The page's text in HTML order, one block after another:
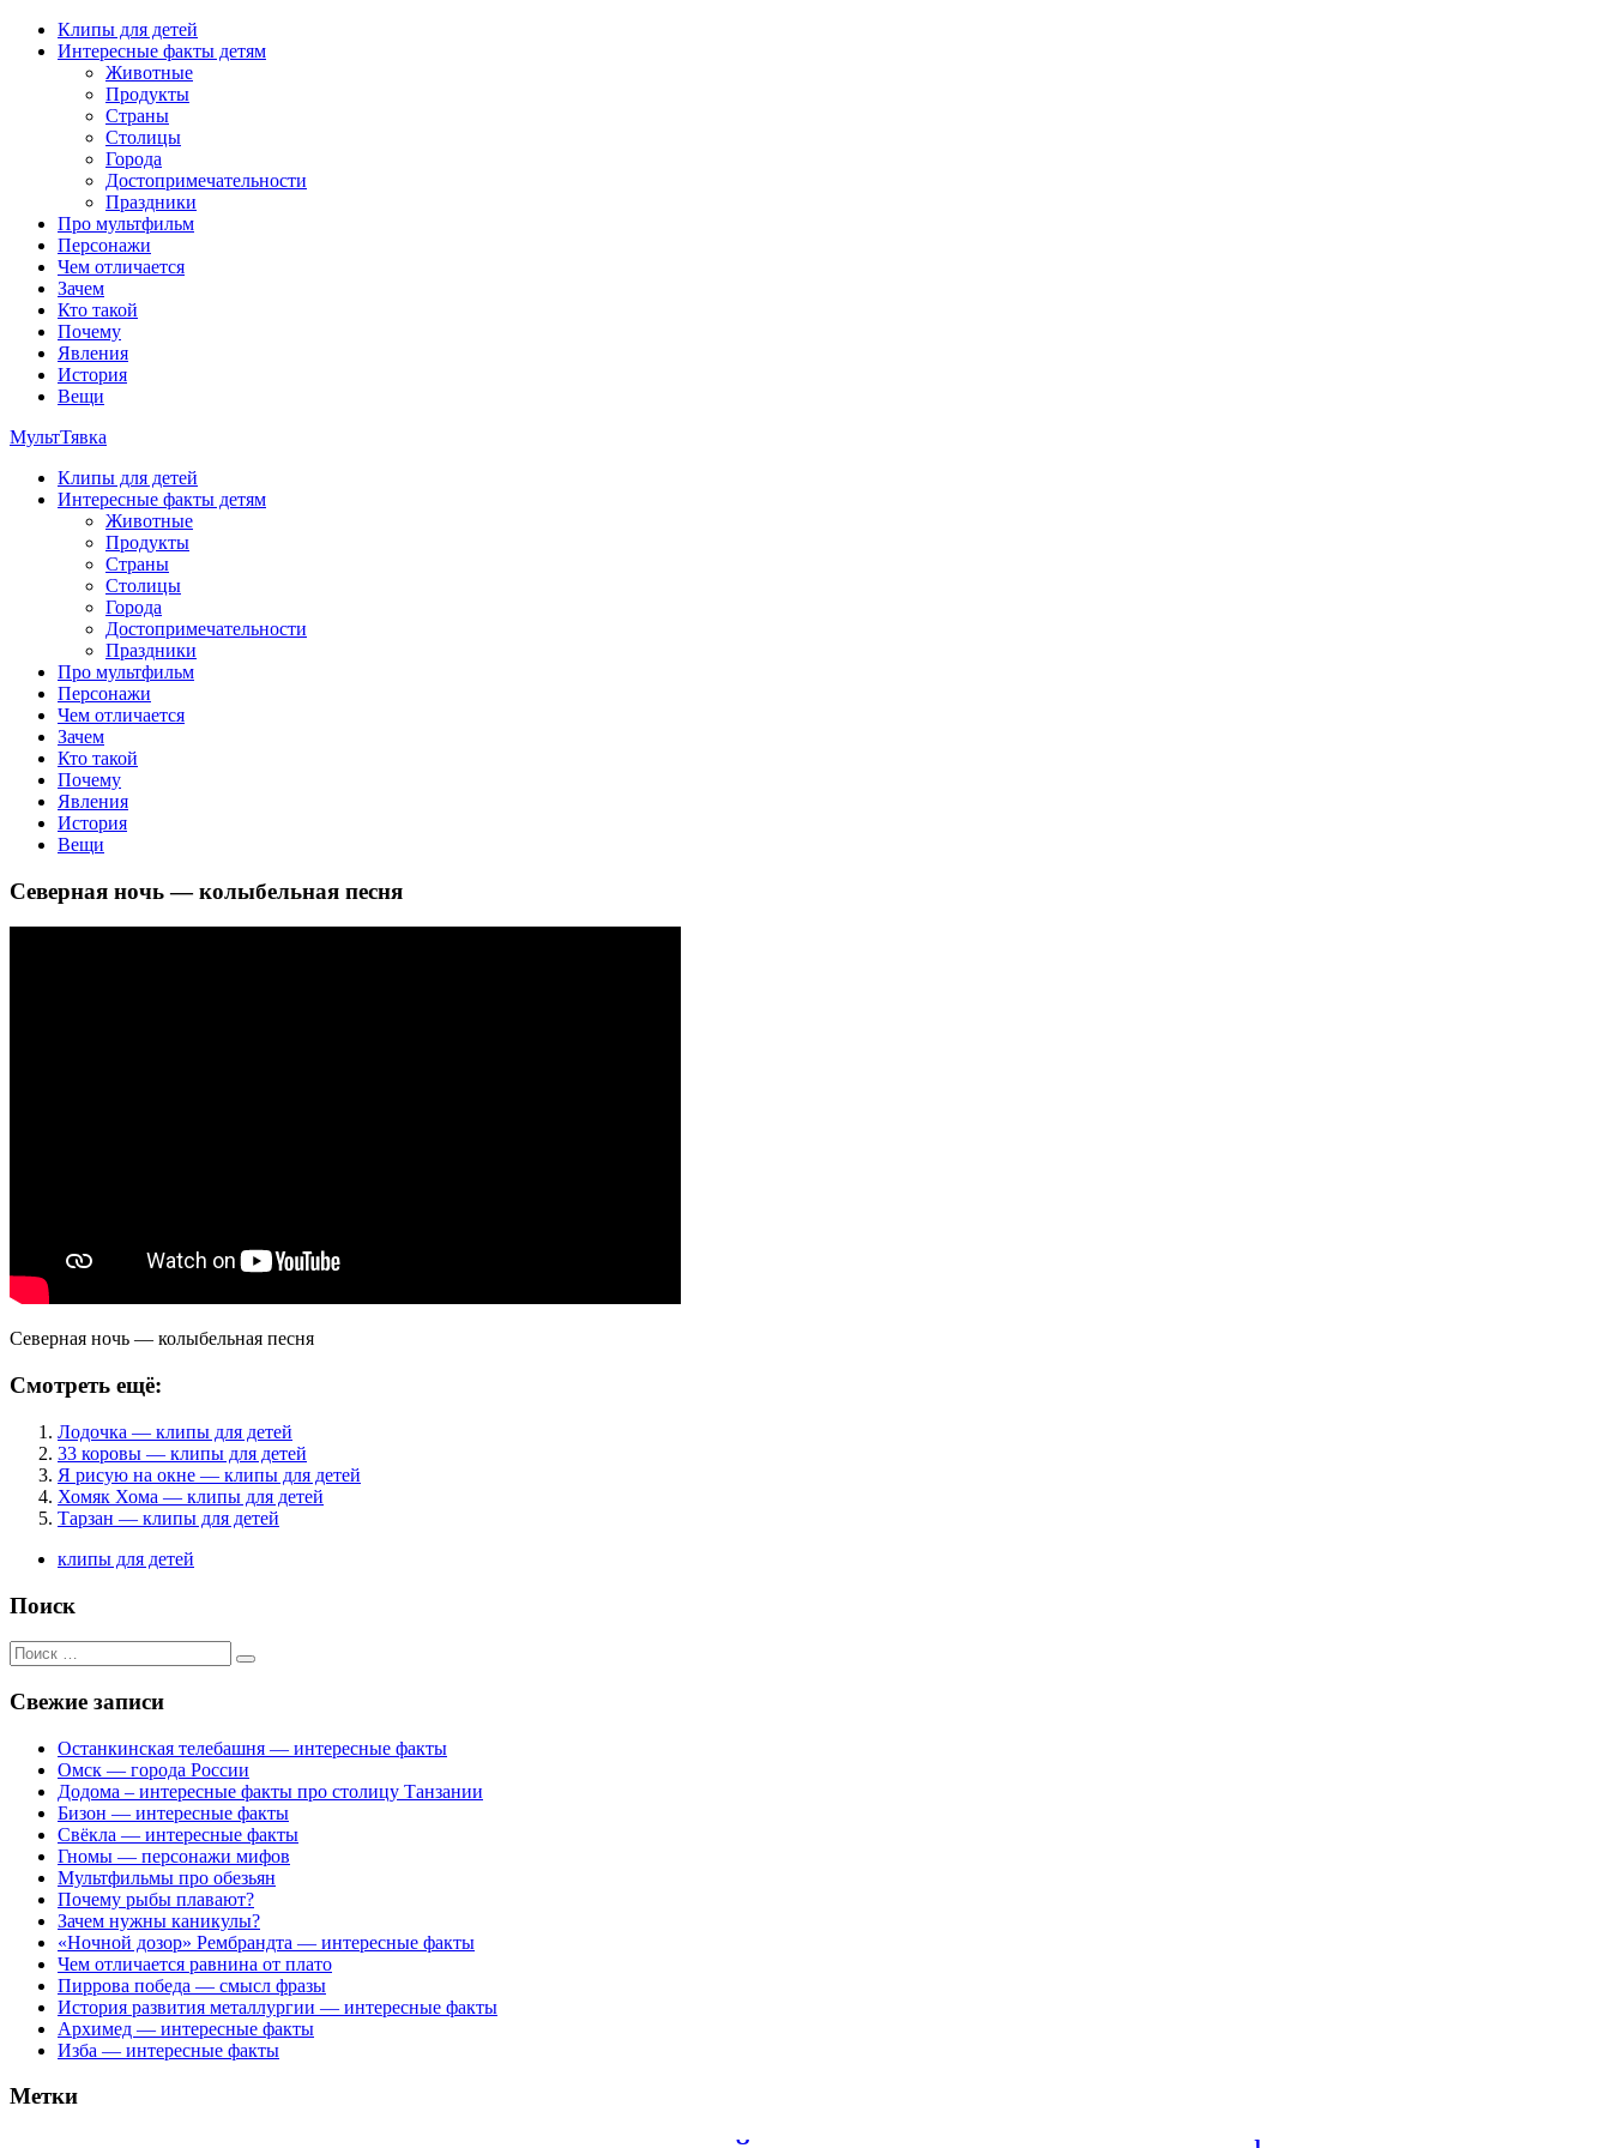
Перейти
содержимому
Клипы для детей
Интересные факты детям
Животные
Продукты
Страны
Столицы
Города
Достопримечательности
Праздники
Про мультфильм
Персонажи
Чем отличается
Зачем
Кто такой
Почему
Явления
История
Вещи
МультТявка
интересные факты про страны, столицы и города, клипы из мультфильмов, мульт-клипы, песни из мультиков, детские клипы, интересные факты о мультфильмах и про персонажей
мультфильмов
Клипы для детей
Интересные факты детям
Животные
Продукты
Страны
Столицы
Города
Достопримечательности
Праздники
Про мультфильм
Персонажи
Чем отличается
Зачем
Кто такой
Почему
Явления
История
Вещи
Северная ночь — колыбельная песня
Северная ночь — колыбельная песня
Смотреть ещё:
Лодочка — клипы для детей
33 коровы — клипы для детей
Я рисую на окне — клипы для детей
Хомяк Хома — клипы для детей
Тарзан — клипы для детей
клипы для детей
Поиск
Поиск
для:
Свежие записи
Останкинская телебашня — интересные факты
Омск — города России
Додома – интересные факты про столицу Танзании
Бизон — интересные факты
Свёкла — интересные факты
Гномы — персонажи мифов
Мультфильмы про обезьян
Почему рыбы плавают?
Зачем нужны каникулы?
«Ночной дозор» Рембрандта — интересные факты
Чем отличается равнина от плато
Пиррова победа — смысл фразы
История развития металлургии — интересные факты
Архимед — интересные факты
Изба — интересные факты
Метки